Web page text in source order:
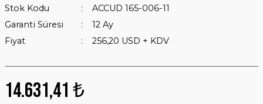
Stok Kodu
ACCUD 165-006-11
Garanti Süresi
12 Ay
Fiyat
256,20 USD + KDV
14.631,41 ₺